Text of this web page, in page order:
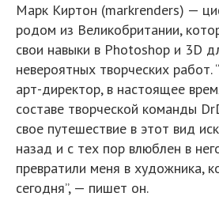
Марк Киртон (markrenders) —
родом из Великобритании,
свои навыки в Photoshop и 3D
невероятных творческих
арт-директор, в настоящее
составе творческой команды
свое путешествие в этот вид
назад и с тех пор влюблен в
превратили меня в художника,
сегодня”, — пишет он.